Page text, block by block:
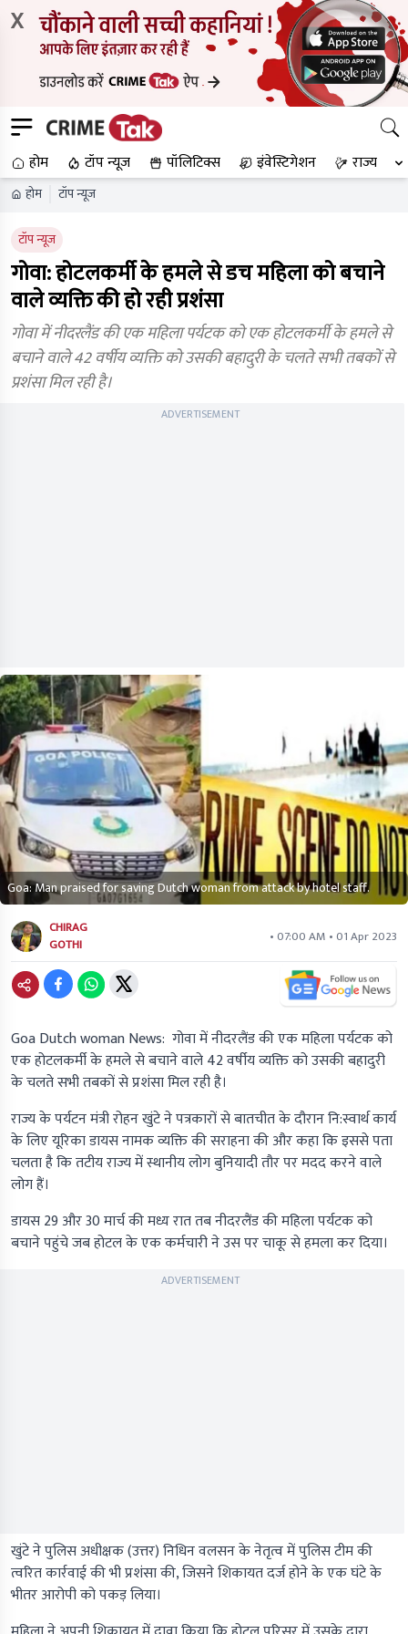
X
होम टॉप न्यूज पॉलिटिक्स इंवेस्टिगेशन राज्य
होम टॉप न्यूज
टॉप न्यूज
गोवा: होटलकर्मी के हमले से डच महिला को बचाने
वाले व्यक्ति की हो रही प्रशंसा
गोवा में नीदरलैंड की एक महिला पर्यटक को एक होटलकर्मी के हमले से
बचाने वाले 42 वर्षीय व्यक्ति को उसकी बहादुरी के चलते सभी तबकों से
प्रशंसा मिल रही है।
ADVERTISEMENT
Goa: Man praised for saving Dutch woman from attack by hotel staff.
CHIRAG
GOTHI
• 07:00 AM • 01 Apr 2023
Goa Dutch woman News: गोवा में नीदरलैंड की एक महिला पर्यटक को
एक होटलकर्मी के हमले से बचाने वाले 42 वर्षीय व्यक्ति को उसकी बहादुरी
के चलते सभी तबकों से प्रशंसा मिल रही है।
राज्य के पर्यटन मंत्री रोहन खुंटे ने पत्रकारों से बातचीत के दौरान नि:स्वार्थ कार्य
के लिए यूरिका डायस नामक व्यक्ति की सराहना की और कहा कि इससे पता
चलता है कि तटीय राज्य में स्थानीय लोग बुनियादी तौर पर मदद करने वाले
लोग हैं।
डायस 29 और 30 मार्च की मध्य रात तब नीदरलैंड की महिला पर्यटक को
बचाने पहुंचे जब होटल के एक कर्मचारी ने उस पर चाकू से हमला कर दिया।
ADVERTISEMENT
खुंटे ने पुलिस अधीक्षक (उत्तर) निधिन वलसन के नेतृत्व में पुलिस टीम की
त्वरित कार्रवाई की भी प्रशंसा की, जिसने शिकायत दर्ज होने के एक घंटे के
भीतर आरोपी को पकड़ लिया।